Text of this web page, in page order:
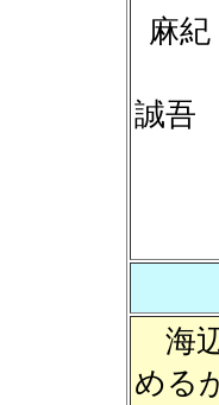
麻
誠
海
める